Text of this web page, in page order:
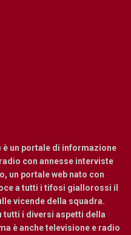
un portale di informazione
con annesse interviste
un portale web nato con
a tutti i tifosi giallorossi il
vicende della squadra.
tutti i diversi aspetti della
è anche televisione e radio